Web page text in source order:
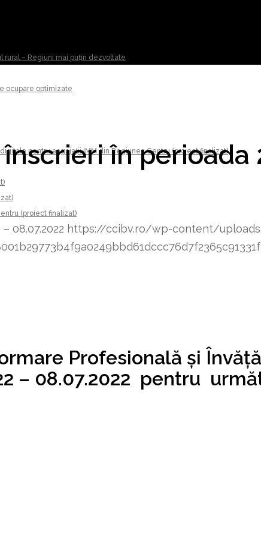
rural – Regiuni mai puțin dezvoltate
ocupare optimizate
pentru angajații IMM din Regiunea Centru (proiect finalizat)
(proiect finalizat)
în perioada
08.07.2022 https://ccibv.ro/wp-content/
Profesională și
– 08.07.2022 pentru